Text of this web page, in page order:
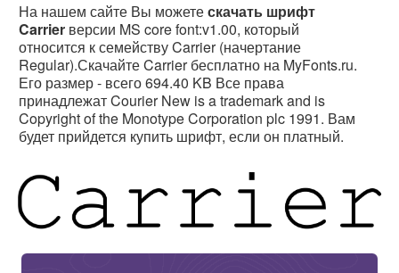
На нашем сайте Вы можетескачать шрифт
Carrier версии MS core font:v1.00, который
относится к семейству Carrier (начертание
Regular).Скачайте Carrier бесплатно на MyFonts.ru.
Его размер - всего 694.40 KB Все права
принадлежат Courier New is a trademark and is
Copyright of the Monotype Corporation plc 1991. Вам
будет прийдется купить шрифт, если он платный.